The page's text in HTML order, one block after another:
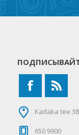
Kadaka tee
650 9900